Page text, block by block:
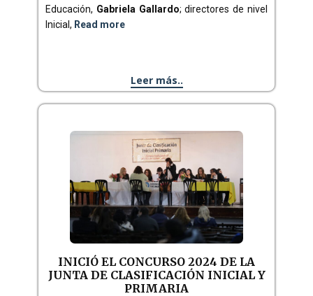
Educación, Gabriela Gallardo; directores de nivel
Inicial, Read more
Leer más..
INICIÓ EL CONCURSO 2024 DE LA
JUNTA DE CLASIFICACIÓN INICIAL Y
PRIMARIA